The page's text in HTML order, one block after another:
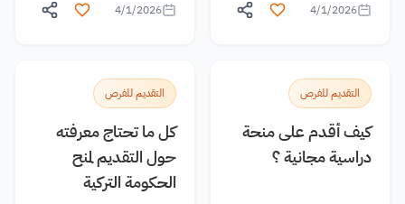
4/1/2026
4/1/2026
التقديم للفرص
كيف أقدم على منحة
دراسية مجانية ؟
التقديم للفرص
كل ما تحتاج معرفته
حول التقديم لمنح
الحكومة التركية